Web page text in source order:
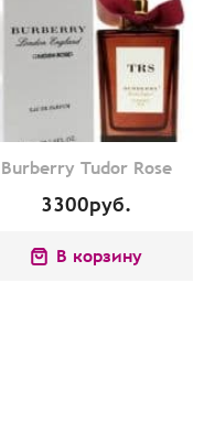
Burberry Tudor Rose
3300руб.
В корзину